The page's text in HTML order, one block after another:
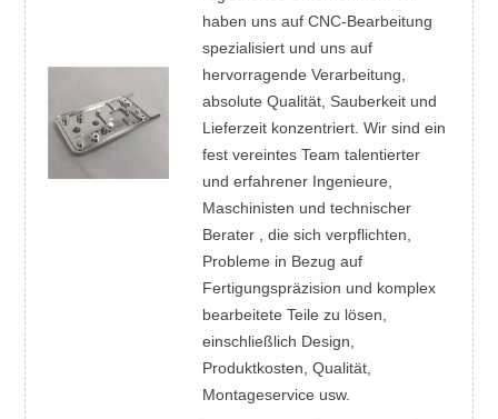
haben uns auf CNC-Bearbeitung
spezialisiert und uns auf
hervorragende Verarbeitung,
absolute Qualität, Sauberkeit und
Lieferzeit konzentriert. Wir sind ein
fest vereintes Team talentierter
und erfahrener Ingenieure,
Maschinisten und technischer
Berater , die sich verpflichten,
Probleme in Bezug auf
Fertigungspräzision und komplex
bearbeitete Teile zu lösen,
einschließlich Design,
Produktkosten, Qualität,
Montageservice usw.